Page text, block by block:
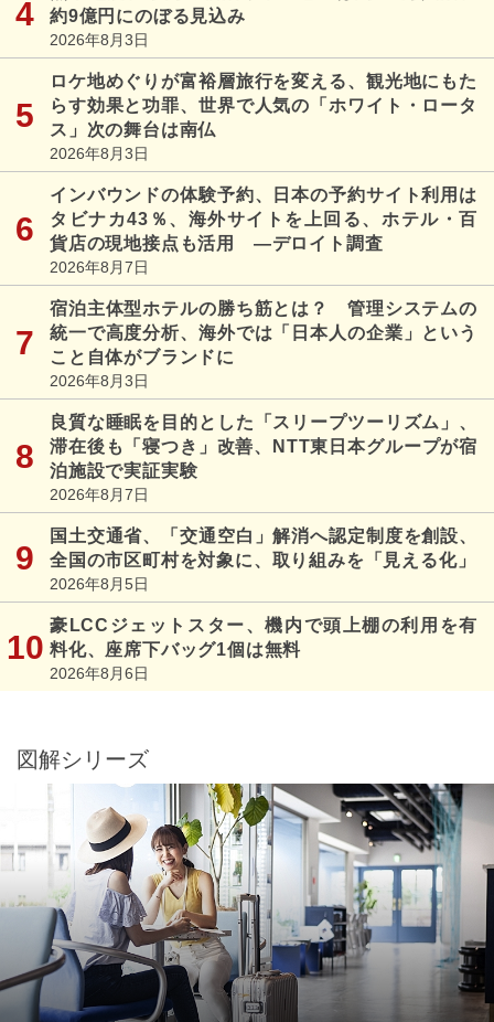
約9億円にのぼる見込み
2026年8月3日
ロケ地めぐりが富裕層旅行を変える、観光地にもた
らす効果と功罪、世界で人気の「ホワイト・ロータ
ス」次の舞台は南仏
2026年8月3日
インバウンドの体験予約、日本の予約サイト利用は
タビナカ43％、海外サイトを上回る、ホテル・百
貨店の現地接点も活用 ―デロイト調査
2026年8月7日
宿泊主体型ホテルの勝ち筋とは？ 管理システムの
統一で高度分析、海外では「日本人の企業」という
こと自体がブランドに
2026年8月3日
良質な睡眠を目的とした「スリープツーリズム」、
滞在後も「寝つき」改善、NTT東日本グループが宿
泊施設で実証実験
2026年8月7日
国土交通省、「交通空白」解消へ認定制度を創設、
全国の市区町村を対象に、取り組みを「見える化」
2026年8月5日
豪LCCジェットスター、機内で頭上棚の利用を有
料化、座席下バッグ1個は無料
2026年8月6日
図解シリーズ